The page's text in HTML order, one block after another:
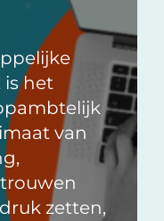
is het
van
zetten,